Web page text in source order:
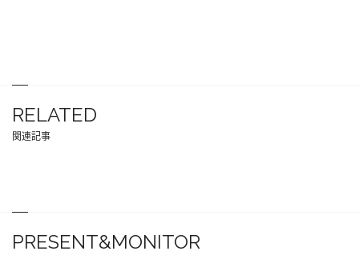
RELATED
関連記事
PRESENT&MONITOR